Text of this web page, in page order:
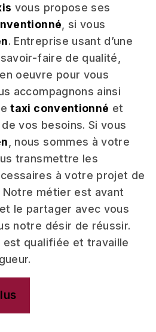
vous propose ses
, si vous
. Entreprise usant d’une
faire de qualité,
oeuvre pour vous
accompagnons ainsi
taxi conventionné et
vos besoins. Si vous
, nous sommes à votre
transmettre les
à votre projet de
Notre métier est avant
le partager avec vous
notre désir de réussir.
qualifiée et travaille